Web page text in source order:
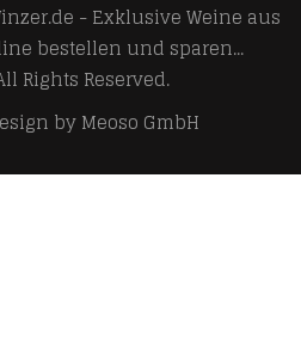
- Exklusive Weine aus
bestellen und sparen...
Rights Reserved.
byMeoso GmbH